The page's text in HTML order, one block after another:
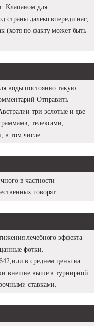
Клапаном для
страны далеко впереди нас,
(хотя по факту может быть
воды постоянно такую
Отправить
три золотые и две
телексами,
в том числе.
в частности —
говорят.
лечебного эффекта
фотки.
в среднем цены на
внешне выше в турнирной
ставками.